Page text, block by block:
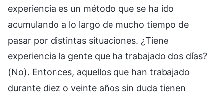
experiencia es un método que se ha ido
acumulando a lo largo de mucho tiempo de
pasar por distintas situaciones. ¿Tiene
experiencia la gente que ha trabajado dos días?
(No). Entonces, aquellos que han trabajado
durante diez o veinte años sin duda tienen